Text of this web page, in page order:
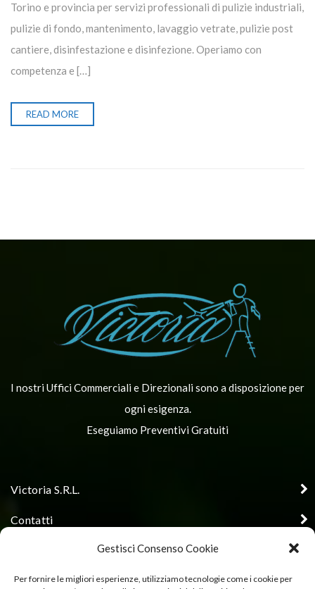
Gestisci Consenso Cookie
Per fornire le migliori esperienze, utilizziamo tecnologie come i cookie per
Torino e provincia per servizi professionali di pulizie industriali,
pulizie di fondo, mantenimento, lavaggio vetrate, pulizie post
cantiere, disinfestazione e disinfezione. Operiamo con
competenza e […]
READ MORE
I nostri Uffici Commerciali e Direzionali sono a disposizione per
ogni esigenza.
Eseguiamo Preventivi Gratuiti
Victoria S.R.L.
Contatti
Orari di apertura uffici
Seguici